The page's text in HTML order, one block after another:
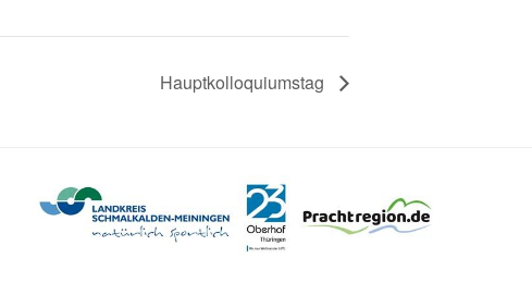
Hauptkolloquiumstag